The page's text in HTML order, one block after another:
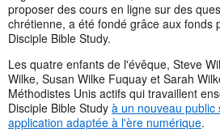
proposer des cours en ligne sur des
chrétienne, a été fondé grâce aux fonds
Disciple Bible Study.
Les quatre enfants de l'évêque, Steve
Wilke, Susan Wilke Fuquay et Sarah
Méthodistes Unis actifs qui travaillent
Disciple Bible Study à un nouveau
application adaptée à l'ère numérique.